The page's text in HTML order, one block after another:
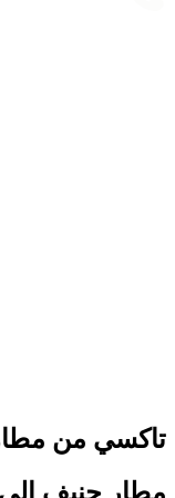
تاكسي من
مطار جنيف